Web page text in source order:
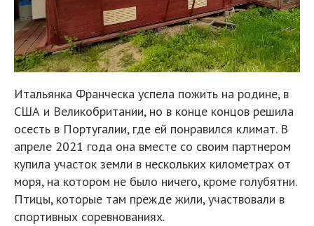
Итальянка Франческа успела пожить на родине, в
США и Великобритании, но в конце концов решила
осесть в Португалии, где ей понравился климат. В
апреле 2021 года она вместе со своим партнером
купила участок земли в нескольких километрах от
моря, на котором не было ничего, кроме голубятни.
Птицы, которые там прежде жили, участвовали в
спортивных соревнованиях.